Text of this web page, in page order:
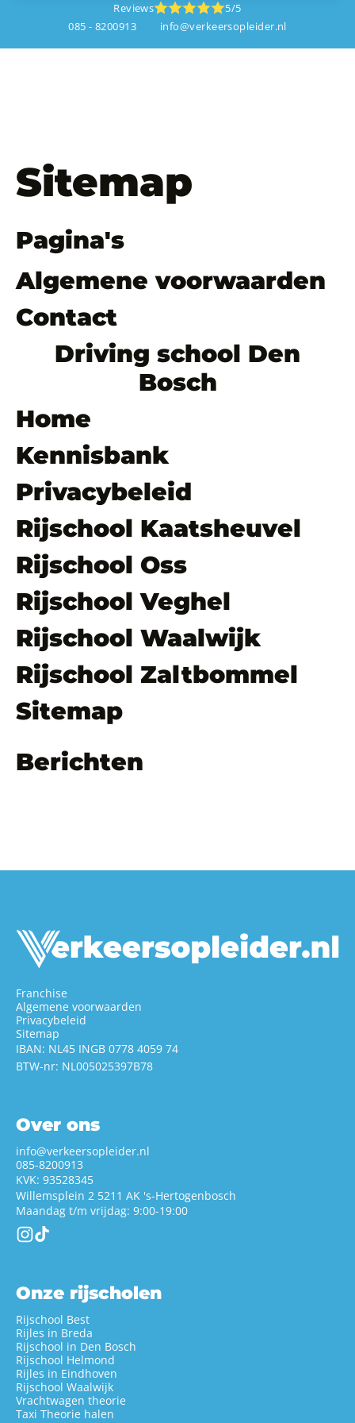
Reviews
5/5
085 - 8200913
info@verkeersopleider.nl
Sitemap
Pagina's
Algemene voorwaarden
Contact
Driving school Den
Bosch
Home
Kennisbank
Privacybeleid
Rijschool Kaatsheuvel
Rijschool Oss
Rijschool Veghel
Rijschool Waalwijk
Rijschool Zaltbommel
Sitemap
Berichten
Franchise
Algemene voorwaarden
Privacybeleid
Sitemap
IBAN: NL45 INGB 0778 4059 74
BTW-nr: NL005025397B78
Over ons
info@verkeersopleider.nl
085-8200913
KVK: 93528345
Willemsplein 2 5211 AK 's-Hertogenbosch
Maandag t/m vrijdag: 9:00-19:00
Onze rijscholen
Rijschool Best
Rijles in Breda
Rijschool in Den Bosch
Rijschool Helmond
Rijles in Eindhoven
Rijschool Waalwijk
Vrachtwagen theorie
Taxi Theorie halen